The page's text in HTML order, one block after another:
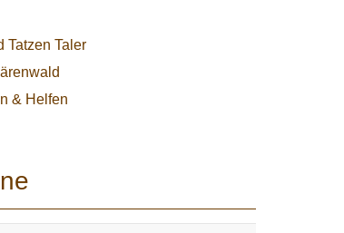
Tatzen Taler
& Helfen